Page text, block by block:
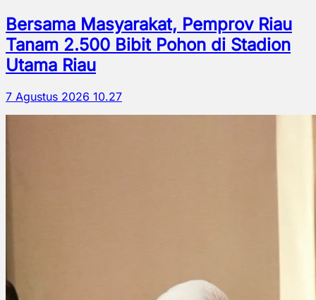
Bersama Masyarakat, Pemprov Riau
Tanam 2.500 Bibit Pohon di Stadion
Utama Riau
7 Agustus 2026 10.27